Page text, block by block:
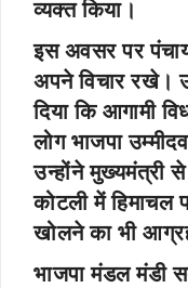
व्यक्त किया।
इस अवसर पर
अपने विचार रखे।
दिया कि आगामी
लोग भाजपा
उन्होंने मुख्यमंत्री
कोटली में हिमाचल
खोलने का भी
भाजपा मंडल मंडी